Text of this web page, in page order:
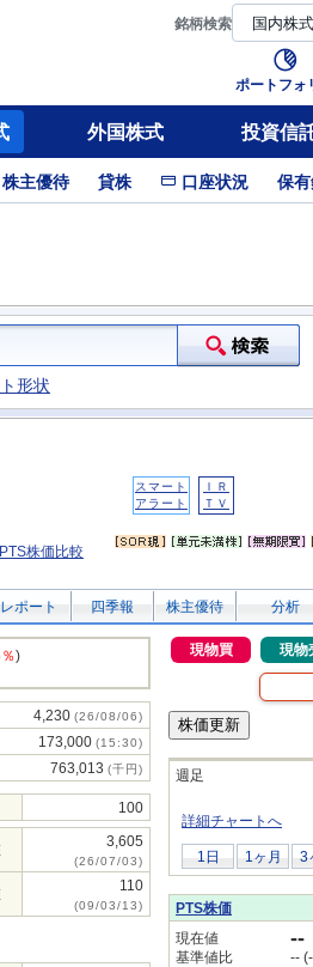
銘柄検索
ポートフォ
外国株式 投資信
株主優待 貸株 口座状況 保
形状
スマート
アラート
ＩＲ
ＴＶ
PTS株価比較
ポート 四季報 株主優待 分析
)
4,230 (26/08/06)
173,000 (15:30)
763,013 (千円)
100
3,605
(26/07/03)
110
(09/03/13)
現物買 現物
週足
詳細チャートへ
1日 1ヶ月 3
PTS株価
現在値
--
基準値比 --